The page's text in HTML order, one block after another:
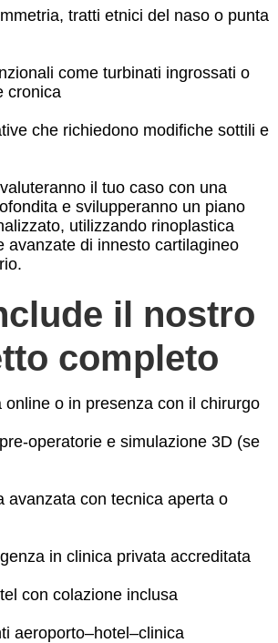
tratti etnici del naso o punta
come turbinati ingrossati o
cronica
che richiedono modifiche sottili e
il tuo caso con una
e svilupperanno un piano
utilizzando rinoplastica
avanzate di innesto cartilagineo
il nostro
completo
online o in presenza con il chirurgo
operatorie e simulazione 3D (se
avanzata con tecnica aperta o
in clinica privata accreditata
con colazione inclusa
aeroporto–hotel–clinica